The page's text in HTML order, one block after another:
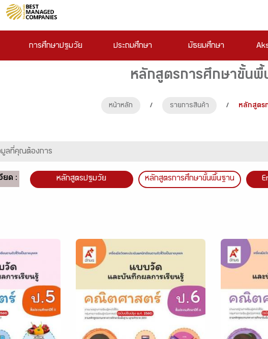
การศึกษาปฐมวัย ประถมศึกษา มัธยมศึกษา
หลักสูตรการศึกษาขั้นพื้
หน้าหลัก / รายการสินค้า / หลักสูตร
ยด : หลักสูตรปฐมวัย หลักสูตรการศึกษาขั้นพื้นฐาน